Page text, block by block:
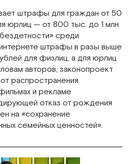
штрафы для граждан от 50
юрлиц — от 800 тыс. до 1 млн
среди
штрафы в разы выше
для физлиц, а для юрлиц
авторов, законопроект
распространения
и рекламе
отказ от рождения
на «сохранение
семейных ценностей».